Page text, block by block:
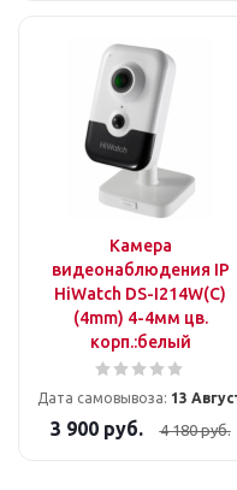
Камера
видеонаблюдения IP
HiWatch DS-I214W(C)
(4mm) 4-4мм цв.
корп.:белый
Дата самовывоза: 13
3 900руб. 4 180руб.